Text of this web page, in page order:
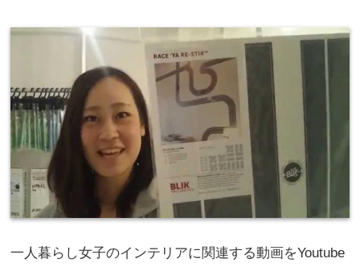
一人暮らし女子のインテリアに関連する動画をYoutube